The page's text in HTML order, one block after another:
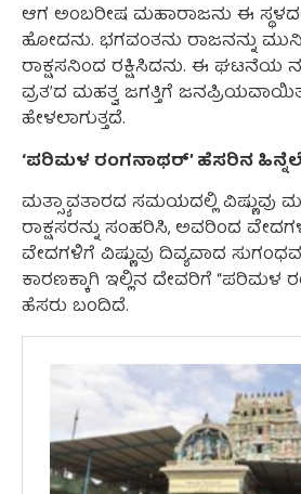
ಆಗ ಅಂಬರೀಷ ಮಹಾರಾಜನು ಈ
ಹೋದನು. ಭಗವಂತನು ರಾಜನನ್ನು
ರಾಕ್ಷಸನಿಂದ ರಕ್ಷಿಸಿದನು. ಈ ಘಟನೆಯ
ವ್ರತ’ದ ಮಹತ್ವ ಜಗತ್ತಿಗೆ
ಹೇಳಲಾಗುತ್ತದೆ.
‘ಪರಿಮಳ ರಂಗನಾಥರ್’ ಹೆಸರಿನ
ಮತ್ಸ್ಯಾವತಾರದ ಸಮಯದಲ್ಲಿ ವಿಷ್ಣುವು
ರಾಕ್ಷಸರನ್ನು ಸಂಹರಿಸಿ, ಅವರಿಂದ
ವೇದಗಳಿಗೆ ವಿಷ್ಣುವು ದಿವ್ಯವಾದ
ಕಾರಣಕ್ಕಾಗಿ ಇಲ್ಲಿನ ದೇವರಿಗೆ “ಪರಿಮಳ
ಹೆಸರು ಬಂದಿದೆ.